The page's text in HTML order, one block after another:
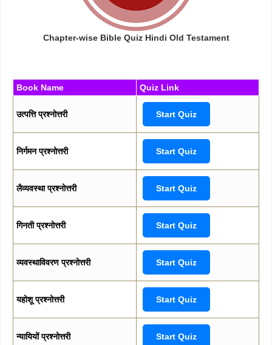
Chapter-wise Bible Quiz Hindi Old Testament
Book Name Quiz Link
उत्पत्ति प्रश्नोत्तरी Start Quiz
निर्गमन प्रश्नोत्तरी Start Quiz
लैव्यवस्था प्रश्नोत्तरी Start Quiz
गिनती प्रश्नोत्तरी Start Quiz
व्यवस्थाविवरण प्रश्नोत्तरी Start Quiz
यहोशू प्रश्नोत्तरी Start Quiz
न्यायियों प्रश्नोत्तरी Start Quiz